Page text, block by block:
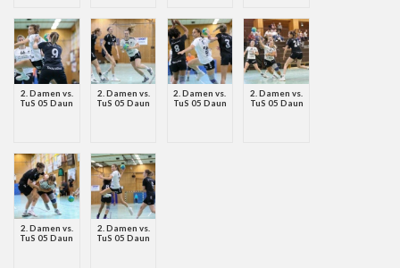
2. Damen vs.
TuS 05 Daun
2. Damen vs.
TuS 05 Daun
2. Damen vs.
TuS 05 Daun
2. Damen vs.
TuS 05 Daun
2. Damen vs.
TuS 05 Daun
2. Damen vs.
TuS 05 Daun